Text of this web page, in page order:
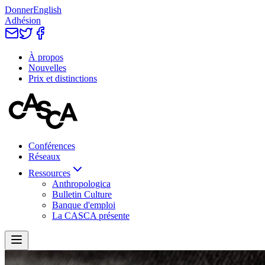
DonnerEnglish
Adhésion
À propos
Nouvelles
Prix et distinctions
Conférences
Réseaux
Ressources
Anthropologica
Bulletin Culture
Banque d'emploi
La CASCA présente